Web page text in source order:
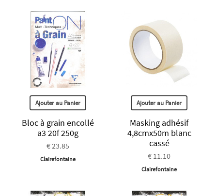
Ajouter au Panier
Bloc à grain encollé
a3 20f 250g
€ 23.85
Clairefontaine
Ajouter au Panier
Masking adhésif
4,8cmx50m blanc
cassé
€ 11.10
Clairefontaine